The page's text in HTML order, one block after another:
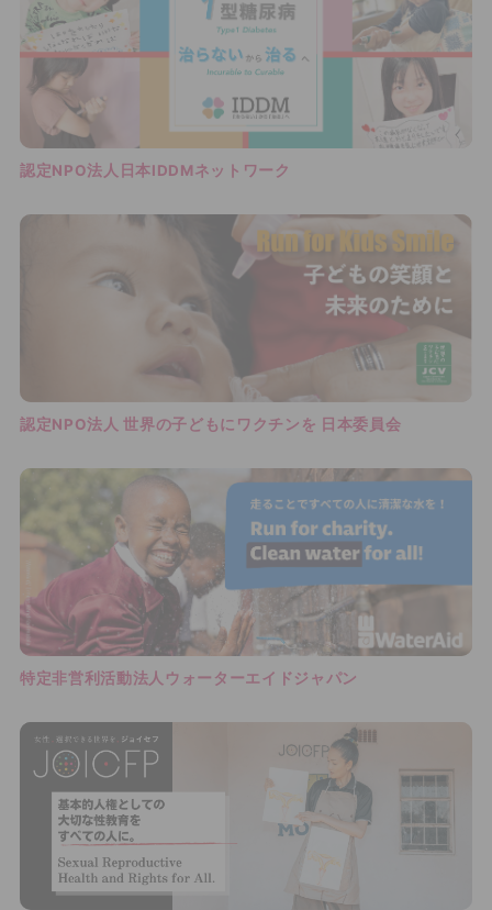
認定NPO法人日本IDDMネットワーク
認定NPO法人 世界の子どもにワクチンを 日本委員会
特定非営利活動法人ウォーターエイドジャパン